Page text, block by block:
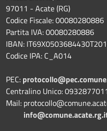
97011 - Acate (RG)
Codice Fiscale: 00080280886
Partita IVA: 00080280886
IBAN:
Codice IPA: C_A014
PEC:
Centralino Unico:
Mail: